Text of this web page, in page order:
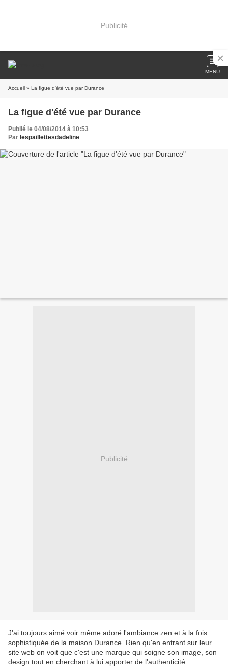
Publicité
MENU
Accueil » La figue d'été vue par Durance
La figue d'été vue par Durance
Publié le 04/08/2014 à 10:53
Par lespaillettesdadeline
Publicité
J'ai toujours aimé voir même adoré l'ambiance zen et à la fois
sophistiquée de la maison Durance. Rien qu'en entrant sur leur
site web on voit que c'est une marque qui soigne son image, son
design tout en cherchant à lui apporter de l'authenticité.